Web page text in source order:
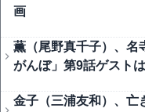
画
薫（尾野真千子）、名
がんぼ」第9話ゲスト
金子（三浦友和）、亡